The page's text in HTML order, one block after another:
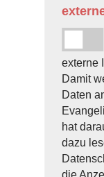
externe
Damit
Daten
hat
dazu
die